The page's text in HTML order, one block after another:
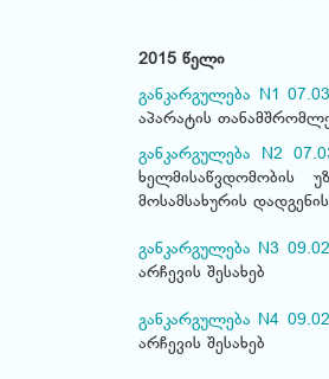
2015 წელი
განკარგულება N1 07.03
აპარატის
განკარგულება N2
ხელმისაწვდომობის
მოსამსახურის დადგენის
განკარგულება N3 09.02
არჩევის შესახებ
განკარგულება N4 09.02
არჩევის შესახებ